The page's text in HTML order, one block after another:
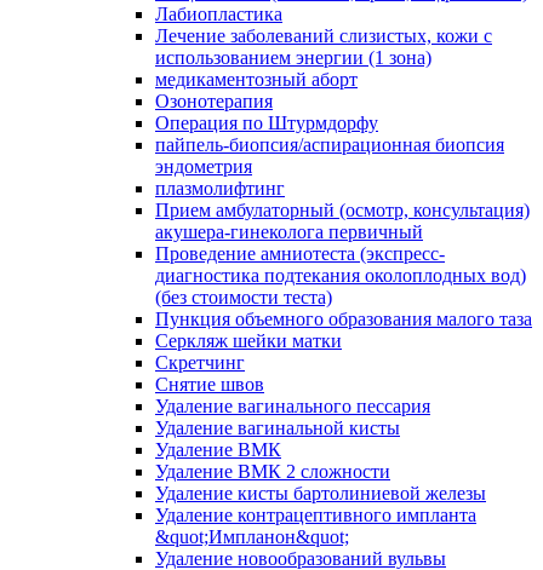
Лабиопластика
Лечение заболеваний слизистых, кожи с
использованием энергии (1 зона)
медикаментозный аборт
Озонотерапия
Операция по Штурмдорфу
пайпель-биопсия/аспирационная биопсия
эндометрия
плазмолифтинг
Прием амбулаторный (осмотр, консультация)
акушера-гинеколога первичный
Проведение амниотеста (экспресс-
диагностика подтекания околоплодных вод)
(без стоимости теста)
Пункция объемного образования малого таза
Серкляж шейки матки
Скретчинг
Снятие швов
Удаление вагинального пессария
Удаление вагинальной кисты
Удаление ВМК
Удаление ВМК 2 сложности
Удаление кисты бартолиниевой железы
Удаление контрацептивного импланта
&quot;Импланон&quot;
Удаление новообразований вульвы